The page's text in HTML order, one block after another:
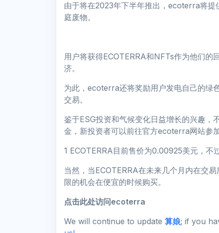
由于将在2023年下半年推出，ecoterra将提
庭废物。
用户将获得ECOTERRA和NFTs作为他们的
济。
为此，ecoterra还将奖励用户发电自己的绿
交易。
鉴于ESG投资和气候变化日益增长的兴趣，
金，新投资者可以前往官方ecoterra网站参加
1 ECOTERRA目前售价为0.00925美元，不
当然，当ECOTERRA在未来几个月内在交
限的机会在便宜的时候购买。
点击此处访问ecoterra
We will continue to update 算娘; if you